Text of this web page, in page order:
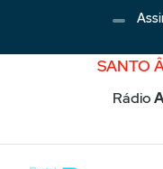
SANTO
Rádio